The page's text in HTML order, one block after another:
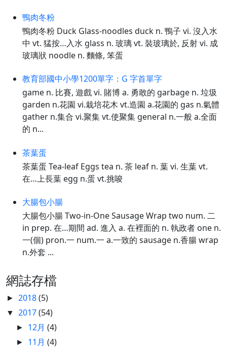
鴨肉冬粉
鴨肉冬粉 Duck Glass-noodles duck n. 鴨子 vi. 沒入水
中 vt. 猛按…入水 glass n. 玻璃 vt. 裝玻璃於, 反射 vi. 成
玻璃狀 noodle n. 麵條, 笨蛋
教育部國中小學1200單字：G 字首單字
game n. 比賽, 遊戲 vi. 賭博 a. 勇敢的 garbage n. 垃圾
garden n.花園 vi.栽培花木 vt.造園 a.花園的 gas n.氣體
gather n.集合 vi.聚集 vt.使聚集 general n.一般 a.全面
的 n...
茶葉蛋
茶葉蛋 Tea-leaf Eggs tea n. 茶 leaf n. 葉 vi. 生葉 vt.
在…上長葉 egg n.蛋 vt.挑唆
大腸包小腸
大腸包小腸 Two-in-One Sausage Wrap two num. 二
in prep. 在…期間 ad. 進入 a. 在裡面的 n. 執政者 one n.
一(個) pron.一 num.一 a.一致的 sausage n.香腸 wrap
n.外套 ...
網誌存檔
► 2018(5)
▼ 2017(54)
► 12月(4)
► 11月(4)